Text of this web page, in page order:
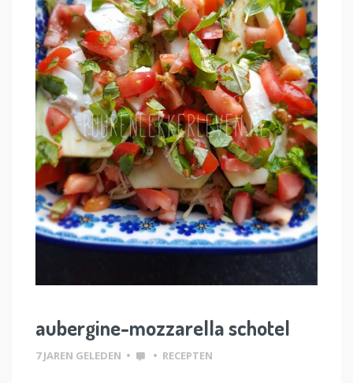
aubergine-mozzarella schotel
7 JAREN GELEDEN • • RECEPTEN